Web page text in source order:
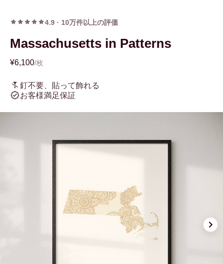
4.9 · 10万件以上の評価
Massachusetts in Patterns
¥6,100/枚
釘不要、貼って飾れる
お客様満足保証